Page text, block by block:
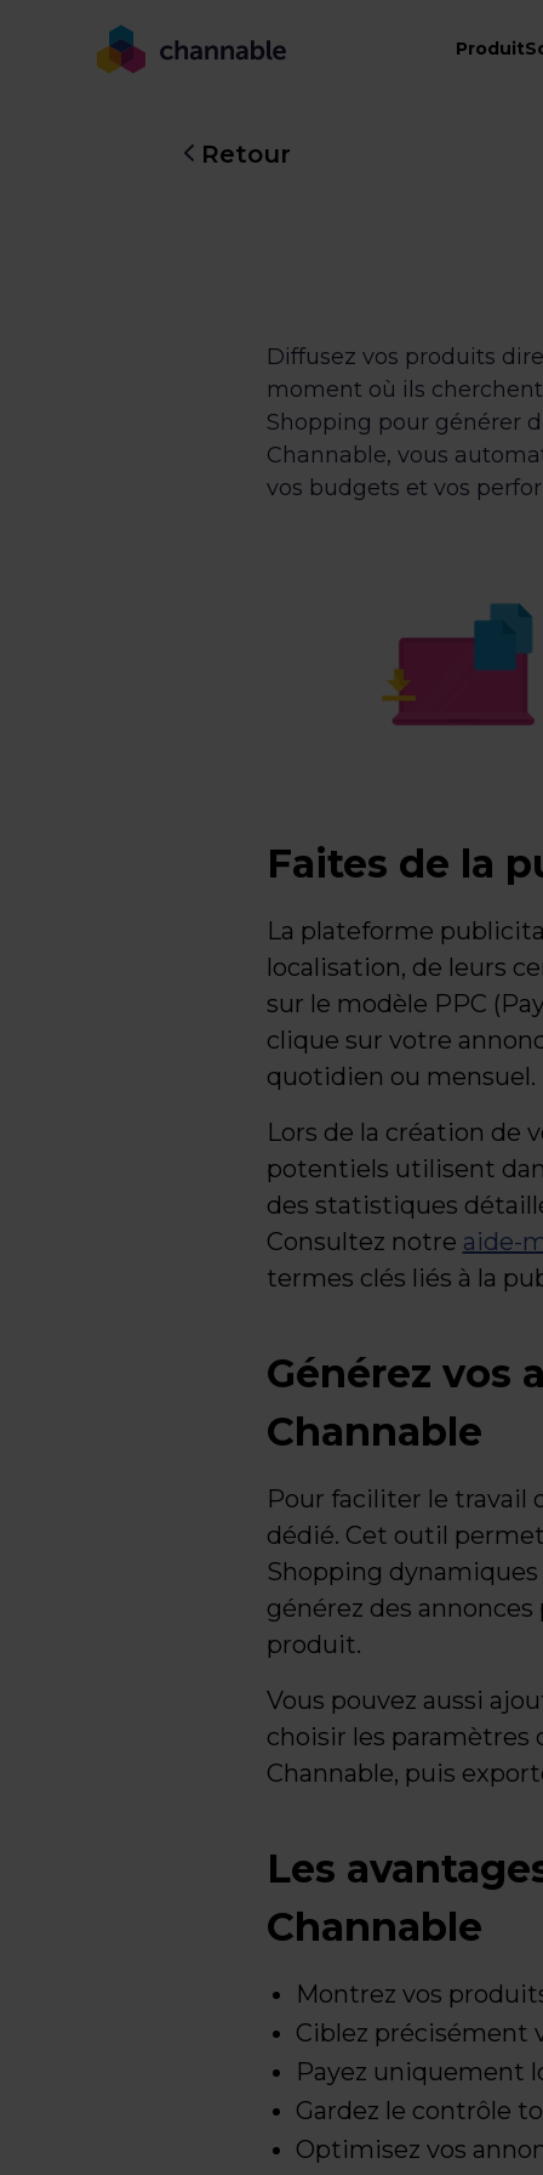
Produit
Retour
Diffusez vos produits
moment où ils
Shopping pour générer
Channable, vous
vos budgets et vos
Faites de la
La plateforme
localisation, de leurs
sur le modèle PPC
clique sur votre
quotidien ou mensuel.
Lors de la création de
potentiels utilisent
des statistiques
Consultez notre aide-
termes clés liés à la
Générez vos
Channable
Pour faciliter le travail
dédié. Cet outil
Shopping
générez des
produit.
Vous pouvez aussi
choisir les paramètres
Channable, puis
Les
Channable
Montrez vos
Ciblez précisément
Payez uniquement
Gardez le contrôle
Optimisez vos